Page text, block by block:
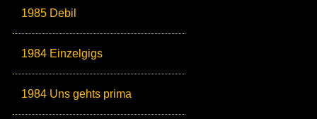
1985 Debil
1984 Einzelgigs
1984 Uns gehts prima